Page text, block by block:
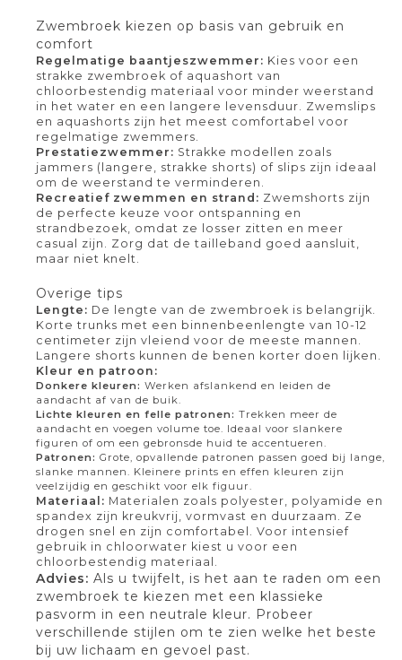
Zwembroek kiezen op basis van gebruik en
comfort
Regelmatige baantjeszwemmer: Kies voor een
strakke zwembroek of aquashort van
chloorbestendig materiaal voor minder weerstand
in het water en een langere levensduur. Zwemslips
en aquashorts zijn het meest comfortabel voor
regelmatige zwemmers.
Prestatiezwemmer: Strakke modellen zoals
jammers (langere, strakke shorts) of slips zijn ideaal
om de weerstand te verminderen.
Recreatief zwemmen en strand: Zwemshorts zijn
de perfecte keuze voor ontspanning en
strandbezoek, omdat ze losser zitten en meer
casual zijn. Zorg dat de tailleband goed aansluit,
maar niet knelt.
Overige tips
Lengte: De lengte van de zwembroek is belangrijk.
Korte trunks met een binnenbeenlengte van 10-12
centimeter zijn vleiend voor de meeste mannen.
Langere shorts kunnen de benen korter doen lijken.
Kleur en patroon:
Donkere kleuren: Werken afslankend en leiden de
aandacht af van de buik.
Lichte kleuren en felle patronen: Trekken meer de
aandacht en voegen volume toe. Ideaal voor slankere
figuren of om een gebronsde huid te accentueren.
Patronen: Grote, opvallende patronen passen goed bij lange,
slanke mannen. Kleinere prints en effen kleuren zijn
veelzijdig en geschikt voor elk figuur.
Materiaal: Materialen zoals polyester, polyamide en
spandex zijn kreukvrij, vormvast en duurzaam. Ze
drogen snel en zijn comfortabel. Voor intensief
gebruik in chloorwater kiest u voor een
chloorbestendig materiaal.
Advies: Als u twijfelt, is het aan te raden om een
zwembroek te kiezen met een klassieke
pasvorm in een neutrale kleur. Probeer
verschillende stijlen om te zien welke het beste
bij uw lichaam en gevoel past.